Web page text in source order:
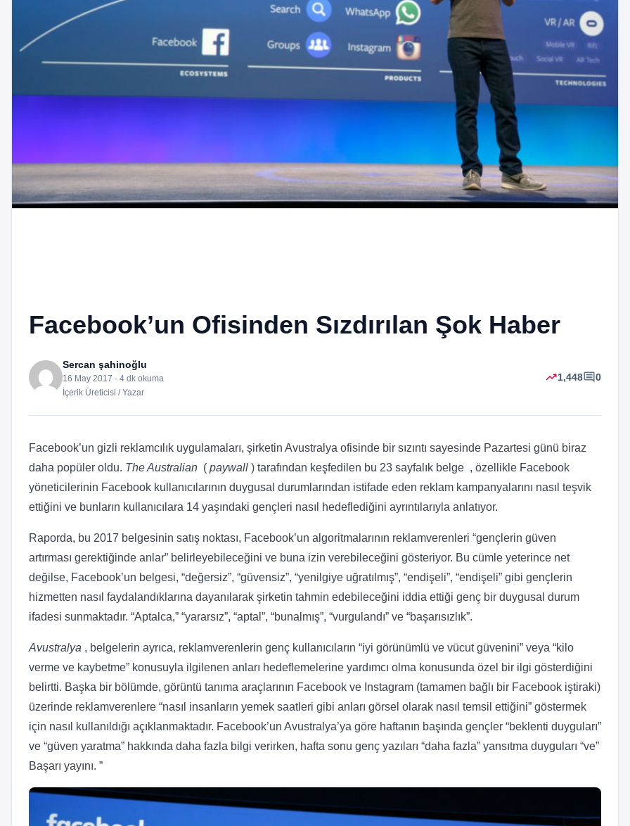
Facebook’un Ofisinden Sızdırılan Şok Haber
Sercan şahinoğlu
16 May 2017 · 4 dk okuma
İçerik Üreticisi / Yazar
trending_up1,448comment0
Facebook’un gizli reklamcılık uygulamaları, şirketin Avustralya ofisinde bir sızıntı sayesinde Pazartesi günü biraz
daha popüler oldu. The Australian ( paywall ) tarafından keşfedilen bu 23 sayfalık belge , özellikle Facebook
yöneticilerinin Facebook kullanıcılarının duygusal durumlarından istifade eden reklam kampanyalarını nasıl teşvik
ettiğini ve bunların kullanıcılara 14 yaşındaki gençleri nasıl hedeflediğini ayrıntılarıyla anlatıyor.
Raporda, bu 2017 belgesinin satış noktası, Facebook’un algoritmalarının reklamverenleri “gençlerin güven
artırması gerektiğinde anlar” belirleyebileceğini ve buna izin verebileceğini gösteriyor. Bu cümle yeterince net
değilse, Facebook’un belgesi, “değersiz”, “güvensiz”, “yenilgiye uğratılmış”, “endişeli”, “endişeli” gibi gençlerin
hizmetten nasıl faydalandıklarına dayanılarak şirketin tahmin edebileceğini iddia ettiği genç bir duygusal durum
ifadesi sunmaktadır. “Aptalca,” “yararsız”, “aptal”, “bunalmış”, “vurgulandı” ve “başarısızlık”.
Avustralya , belgelerin ayrıca, reklamverenlerin genç kullanıcıların “iyi görünümlü ve vücut güvenini” veya “kilo
verme ve kaybetme” konusuyla ilgilenen anları hedeflemelerine yardımcı olma konusunda özel bir ilgi gösterdiğini
belirtti. Başka bir bölümde, görüntü tanıma araçlarının Facebook ve Instagram (tamamen bağlı bir Facebook iştiraki)
üzerinde reklamverenlere “nasıl insanların yemek saatleri gibi anları görsel olarak nasıl temsil ettiğini” göstermek
için nasıl kullanıldığı açıklanmaktadır. Facebook’un Avustralya’ya göre haftanın başında gençler “beklenti duyguları”
ve “güven yaratma” hakkında daha fazla bilgi verirken, hafta sonu genç yazıları “daha fazla” yansıtma duyguları “ve”
Başarı yayını. ”